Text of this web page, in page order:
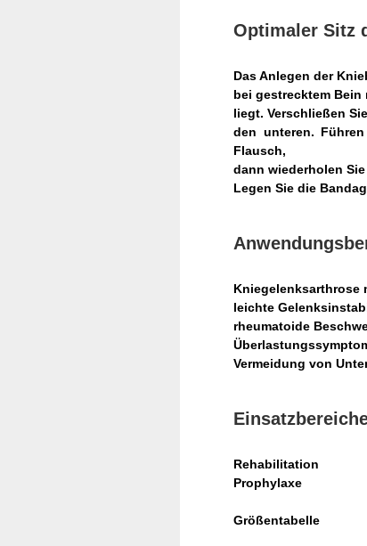
Optimaler Sitz
Das Anlegen der
bei gestrecktem
liegt. Verschließen
den unteren.
Flausch,
dann wiederholen
Legen Sie die
Kniegelenksarthrose
leichte
rheumatoide
Vermeidung von
Rehabilitation
Prophylaxe
Größentabelle